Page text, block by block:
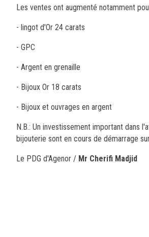
Les ventes ont augmenté notamment
- lingot d'Or 24 carats
- GPC
- Argent en grenaille
- Bijoux Or 18 carats
- Bijoux et ouvrages en argent
N.B.: Un investissement important dans
bijouterie sont en cours de démarrage
Le PDG d'Agenor / Mr Cherifi Madjid